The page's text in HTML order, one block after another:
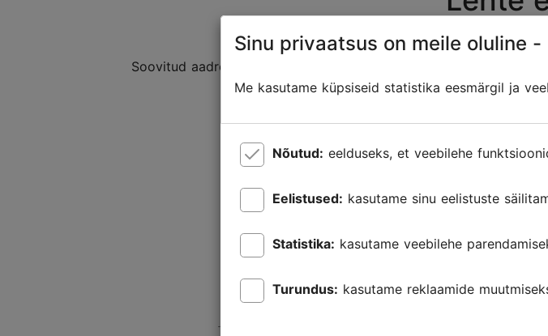
Soovitud aadressiga lehte ei leitud. Veebiaadress võib olla
Mõned lingid Tallinna
Sinu privaatsus on meile oluline
Me kasutame küpsiseid statistika eesmärgil ja
Nõutud: eelduseks, et veebilehe
Eelistused: kasutame sinu eelistuste
Statistika: kasutame veebilehe
Turundus: kasutame reklaamide